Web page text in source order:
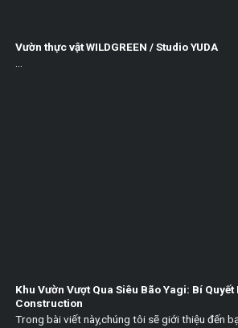
Vườn thực vật WILDGREEN / Studio YUDA
...
Khu Vườn Vượt Qua Siêu Bão Yagi: Bí Quyết
Construction
Trong bài viết này,chúng tôi sẽ giới thiệu đến